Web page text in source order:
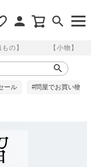
もの】 【小物】
ール #問屋でお買い物